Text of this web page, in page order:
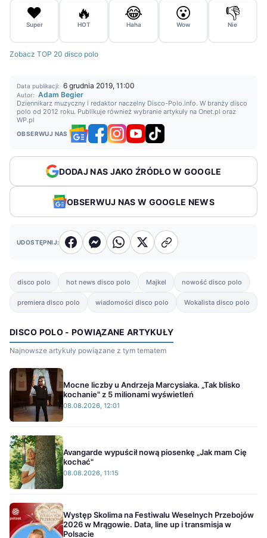
❤️
Super
🔥
HOT
😂
Haha
😮
Wow
👎
Nie
Zobacz TOP 20 disco polo
Data publikacji: 6 grudnia 2019, 11:00
Autor: Adam Begier
Dziennikarz muzyczny i redaktor naczelny Disco-Polo.info. W branży disco
polo od 2012 roku. Publikuje również wybranie artykuły na Onet.pl oraz
WP.pl
OBSERWUJ NAS
DODAJ NAS JAKO ŹRÓDŁO W GOOGLE
OBSERWUJ NAS W GOOGLE NEWS
UDOSTĘPNIJ:
disco polo hot news disco polo Majkel nowość disco polo
premiera disco polo wiadomości disco polo Wokalista disco polo
DISCO POLO - POWIĄZANE ARTYKUŁY
Najnowsze artykuły powiązane z tym tematem
Mocne liczby u Andrzeja Marcysiaka. „Tak blisko
kochanie" z 5 milionami wyświetleń
08.08.2026, 12:01
Avangarde wypuścił nową piosenkę „Jak mam Cię
kochać"
08.08.2026, 11:15
Występ Skolima na Festiwalu Weselnych Przebojów
2026 w Mrągowie. Data, line up i transmisja w
Polsacie